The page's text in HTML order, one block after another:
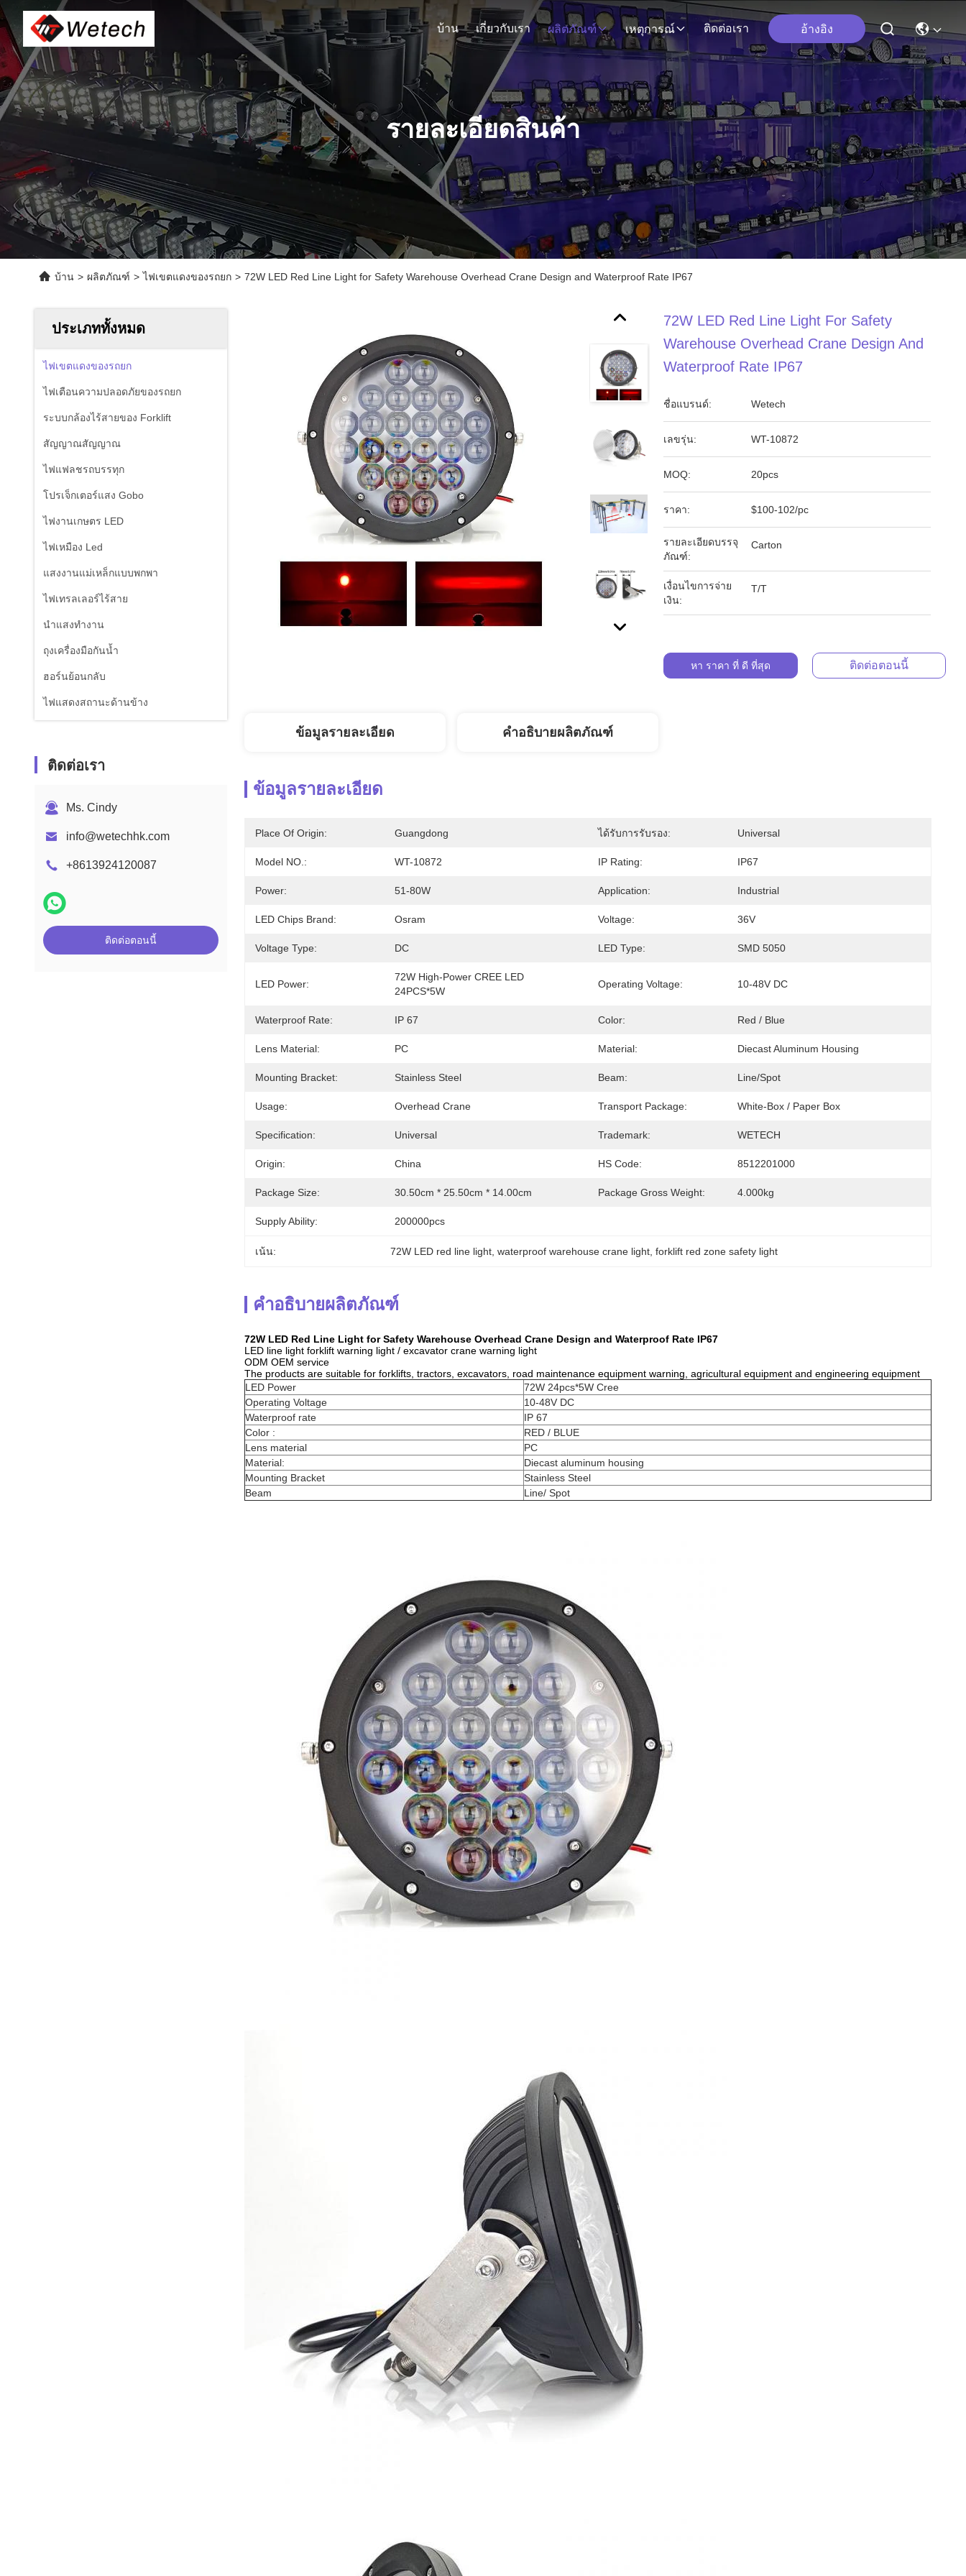
บ้าน เกี่ยวกับเรา ผลิตภัณฑ์ เหตุการณ์ ติดต่อเรา อ้างอิง
รายละเอียดสินค้า
บ้าน > ผลิตภัณฑ์ > ไฟเขตแดงของรถยก > 72W LED Red Line Light for Safety Warehouse Overhead Crane Design and Waterproof Rate IP67
ประเภททั้งหมด
ไฟเขตแดงของรถยก
ไฟเตือนความปลอดภัยของรถยก
ระบบกล้องไร้สายของ Forklift
สัญญาณสัญญาณ
ไฟแฟลชรถบรรทุก
โปรเจ็กเตอร์แสง Gobo
ไฟงานเกษตร LED
ไฟเหมือง Led
แสงงานแม่เหล็กแบบพกพา
ไฟเทรลเลอร์ไร้สาย
นำแสงทำงาน
ถุงเครื่องมือกันน้ำ
ฮอร์นย้อนกลับ
ไฟแสดงสถานะด้านข้าง
ติดต่อเรา
Ms. Cindy
info@wetechhk.com
+8613924120087
ติดต่อตอนนี้
72W LED Red Line Light For Safety
Warehouse Overhead Crane Design And
Waterproof Rate IP67
ชื่อแบรนด์: Wetech
เลขรุ่น: WT-10872
MOQ: 20pcs
ราคา: $100-102/pc
รายละเอียดบรรจุ
ภัณฑ์:
Carton
เงื่อนไขการจ่าย
เงิน:
T/T
หา ราคา ที่ ดี ที่สุด ติดต่อตอนนี้
ข้อมูลรายละเอียด คำอธิบายผลิตภัณฑ์
ข้อมูลรายละเอียด
Place Of Origin: Guangdong ได้รับการรับรอง: Universal
Model NO.: WT-10872 IP Rating: IP67
Power: 51-80W Application: Industrial
LED Chips Brand: Osram Voltage: 36V
Voltage Type: DC LED Type: SMD 5050
LED Power:
72W High-Power CREE LED
24PCS*5W
Operating Voltage: 10-48V DC
Waterproof Rate: IP 67 Color: Red / Blue
Lens Material: PC Material: Diecast Aluminum Housing
Mounting Bracket: Stainless Steel Beam: Line/Spot
Usage: Overhead Crane Transport Package: White-Box / Paper Box
Specification: Universal Trademark: WETECH
Origin: China HS Code: 8512201000
Package Size: 30.50cm * 25.50cm * 14.00cm Package Gross Weight: 4.000kg
Supply Ability: 200000pcs
เน้น: 72W LED red line light , waterproof warehouse crane light , forklift red zone safety light
คำอธิบายผลิตภัณฑ์
72W LED Red Line Light for Safety Warehouse Overhead Crane Design and Waterproof Rate IP67
LED line light forklift warning light / excavator crane warning light
ODM OEM service
The products are suitable for forklifts, tractors, excavators, road maintenance equipment warning, agricultural equipment and engineering equipment
LED Power
72W 24pcs*5W Cree
Operating Voltage
10-48V DC
Waterproof rate
IP 67
Color :
RED / BLUE
Lens material
PC
Material:
Diecast aluminum housing
Mounting Bracket
Stainless Steel
Beam
Line/ Spot